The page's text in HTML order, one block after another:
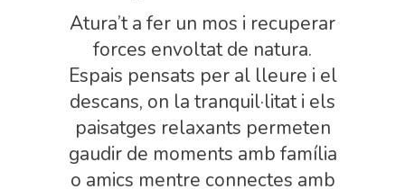
Atura’t a fer un mos i recuperar
forces envoltat de natura.
Espais pensats per al lleure i el
descans, on la tranquil·litat i els
paisatges relaxants permeten
gaudir de moments amb família
o amics mentre connectes amb